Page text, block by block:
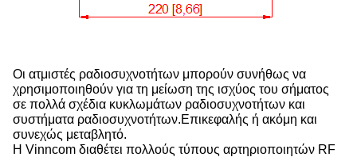
Οι ατμιστές ραδιοσυχνοτήτων μπορούν συνήθως να
χρησιμοποιηθούν για τη μείωση της ισχύος του σήματος
σε πολλά σχέδια κυκλωμάτων ραδιοσυχνοτήτων και
συστήματα ραδιοσυχνοτήτων.Επικεφαλής ή ακόμη και
συνεχώς μεταβλητό.
Η Vinncom διαθέτει πολλούς τύπους αρτηριοποιητών RF